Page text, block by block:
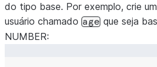
do tipo base. Por exemplo, crie
usuário chamado age que seja
NUMBER: